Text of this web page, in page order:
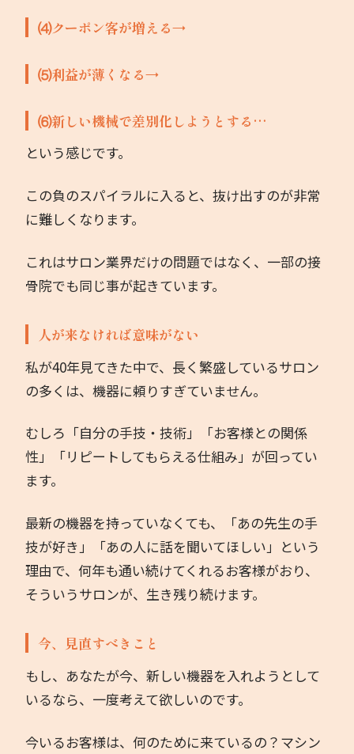
⑷クーポン客が増える→
⑸利益が薄くなる→
⑹新しい機械で差別化しようとする…
という感じです。
この負のスパイラルに入ると、抜け出すのが非常
に難しくなります。
これはサロン業界だけの問題ではなく、一部の接
骨院でも同じ事が起きています。
人が来なければ意味がない
私が40年見てきた中で、長く繁盛しているサロン
の多くは、機器に頼りすぎていません。
むしろ「自分の手技・技術」「お客様との関係
性」「リピートしてもらえる仕組み」が回ってい
ます。
最新の機器を持っていなくても、「あの先生の手
技が好き」「あの人に話を聞いてほしい」という
理由で、何年も通い続けてくれるお客様がおり、
そういうサロンが、生き残り続けます。
今、見直すべきこと
もし、あなたが今、新しい機器を入れようとして
いるなら、一度考えて欲しいのです。
今いるお客様は、何のために来ているの？マシン